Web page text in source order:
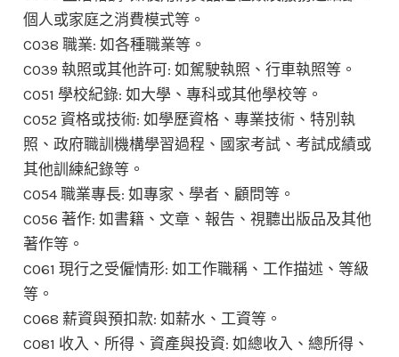
個人或家庭之消費模式等。
C038 職業: 如各種職業等。
C039 執照或其他許可: 如駕駛執照、行車執照等。
C051 學校紀錄: 如大學、專科或其他學校等。
C052 資格或技術: 如學歷資格、專業技術、特別執
照、政府職訓機構學習過程、國家考試、考試成績或
其他訓練紀錄等。
C054 職業專長: 如專家、學者、顧問等。
C056 著作: 如書籍、文章、報告、視聽出版品及其他
著作等。
C061 現行之受僱情形: 如工作職稱、工作描述、等級
等。
C068 薪資與預扣款: 如薪水、工資等。
C081 收入、所得、資產與投資: 如總收入、總所得、